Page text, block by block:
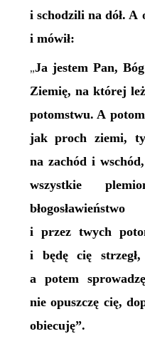
i schodzili na dół. A
i mówił:
„Ja jestem Pan,
Ziemię, na której
potomstwu. A
jak proch ziemi, ty
na zachód i
wszystkie
i przez twych
i będę cię
a potem
nie opuszczę cię,
obiecuję”.